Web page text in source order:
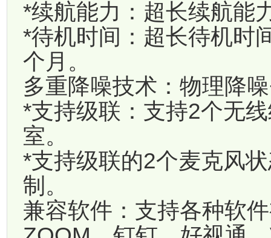
*续航能力：超长续航能
*待机时间：超长待机时
个月。
多重降噪技术：物理降
*支持级联：支持2个无
室。
*支持级联的2个麦克风
制
兼容软件：支持各种软